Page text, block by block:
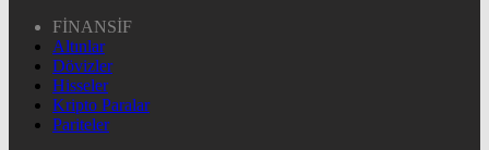
FİNANSİF
Altınlar
Dövizler
Hisseler
Kripto Paralar
Pariteler